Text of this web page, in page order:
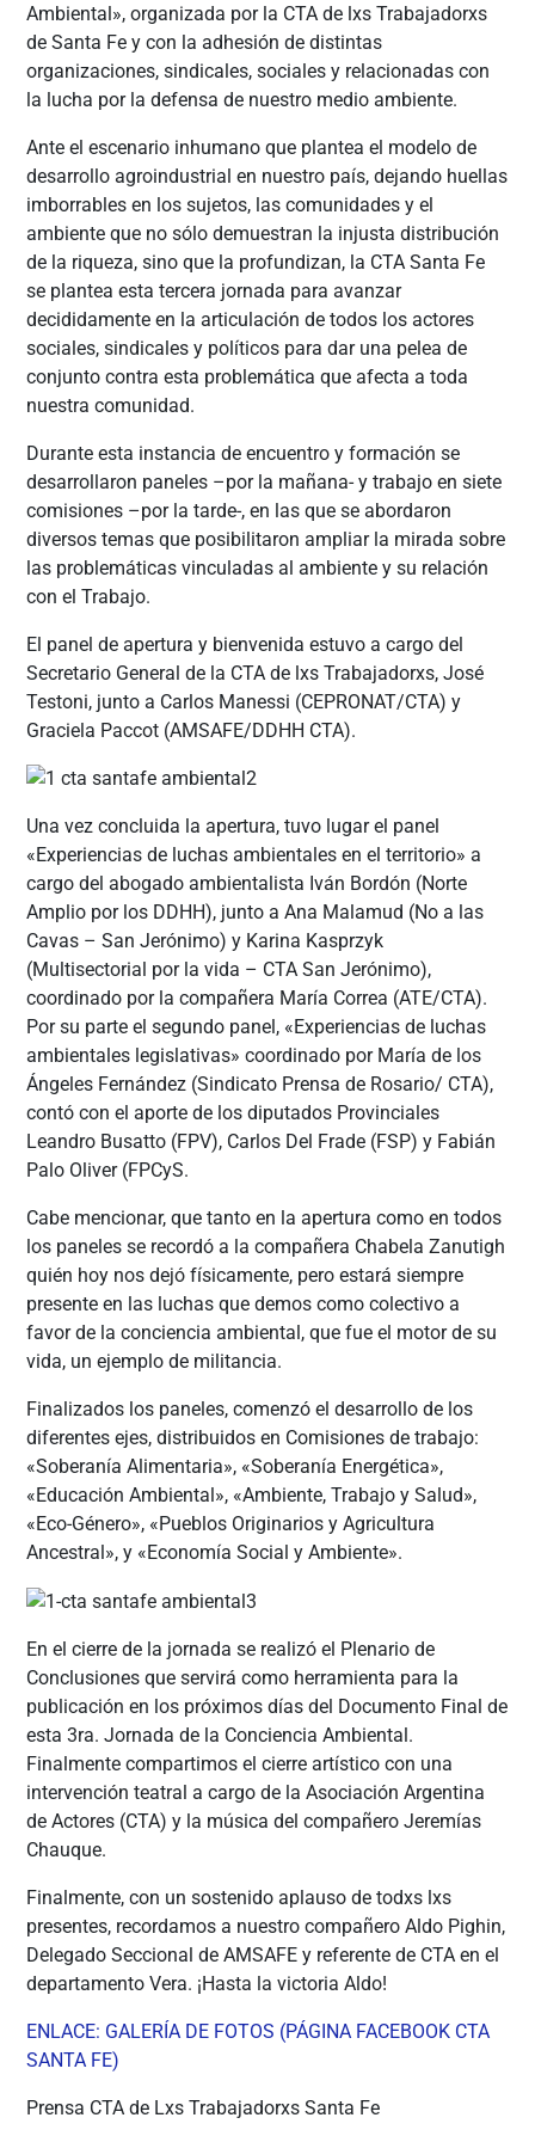
Ambiental», organizada por la CTA de lxs Trabajadorxs
de Santa Fe y con la adhesión de distintas
organizaciones, sindicales, sociales y relacionadas con
la lucha por la defensa de nuestro medio ambiente.
Ante el escenario inhumano que plantea el modelo de
desarrollo agroindustrial en nuestro país, dejando huellas
imborrables en los sujetos, las comunidades y el
ambiente que no sólo demuestran la injusta distribución
de la riqueza, sino que la profundizan, la CTA Santa Fe
se plantea esta tercera jornada para avanzar
decididamente en la articulación de todos los actores
sociales, sindicales y políticos para dar una pelea de
conjunto contra esta problemática que afecta a toda
nuestra comunidad.
Durante esta instancia de encuentro y formación se
desarrollaron paneles –por la mañana- y trabajo en siete
comisiones –por la tarde-, en las que se abordaron
diversos temas que posibilitaron ampliar la mirada sobre
las problemáticas vinculadas al ambiente y su relación
con el Trabajo.
El panel de apertura y bienvenida estuvo a cargo del
Secretario General de la CTA de lxs Trabajadorxs, José
Testoni, junto a Carlos Manessi (CEPRONAT/CTA) y
Graciela Paccot (AMSAFE/DDHH CTA).
Una vez concluida la apertura, tuvo lugar el panel
«Experiencias de luchas ambientales en el territorio» a
cargo del abogado ambientalista Iván Bordón (Norte
Amplio por los DDHH), junto a Ana Malamud (No a las
Cavas – San Jerónimo) y Karina Kasprzyk
(Multisectorial por la vida – CTA San Jerónimo),
coordinado por la compañera María Correa (ATE/CTA).
Por su parte el segundo panel, «Experiencias de luchas
ambientales legislativas» coordinado por María de los
Ángeles Fernández (Sindicato Prensa de Rosario/ CTA),
contó con el aporte de los diputados Provinciales
Leandro Busatto (FPV), Carlos Del Frade (FSP) y Fabián
Palo Oliver (FPCyS.
Cabe mencionar, que tanto en la apertura como en todos
los paneles se recordó a la compañera Chabela Zanutigh
quién hoy nos dejó físicamente, pero estará siempre
presente en las luchas que demos como colectivo a
favor de la conciencia ambiental, que fue el motor de su
vida, un ejemplo de militancia.
Finalizados los paneles, comenzó el desarrollo de los
diferentes ejes, distribuidos en Comisiones de trabajo:
«Soberanía Alimentaria», «Soberanía Energética»,
«Educación Ambiental», «Ambiente, Trabajo y Salud»,
«Eco-Género», «Pueblos Originarios y Agricultura
Ancestral», y «Economía Social y Ambiente».
En el cierre de la jornada se realizó el Plenario de
Conclusiones que servirá como herramienta para la
publicación en los próximos días del Documento Final de
esta 3ra. Jornada de la Conciencia Ambiental.
Finalmente compartimos el cierre artístico con una
intervención teatral a cargo de la Asociación Argentina
de Actores (CTA) y la música del compañero Jeremías
Chauque.
Finalmente, con un sostenido aplauso de todxs lxs
presentes, recordamos a nuestro compañero Aldo Pighin,
Delegado Seccional de AMSAFE y referente de CTA en el
departamento Vera. ¡Hasta la victoria Aldo!
ENLACE: GALERÍA DE FOTOS (PÁGINA FACEBOOK CTA
SANTA FE)
Prensa CTA de Lxs Trabajadorxs Santa Fe